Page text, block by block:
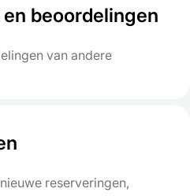
beoordelingen
van andere
reserveringen,